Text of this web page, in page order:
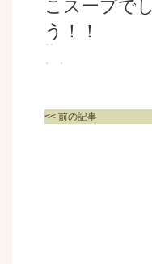
こスープで
う！！
<< 前の記事